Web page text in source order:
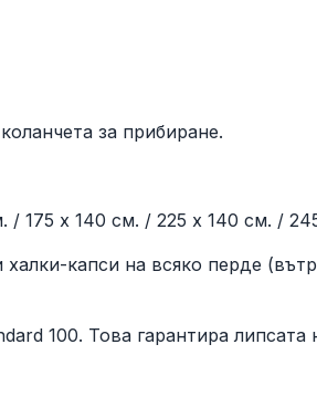
за прибиране.
175 x 140 см. / 225 x 140 см. /
капси на всяко перде
100. Това гарантира липсата